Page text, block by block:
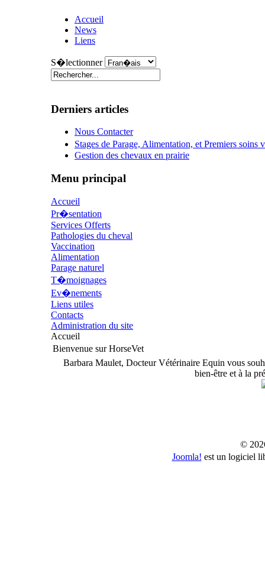
Accueil
News
Liens
S�lectionner
Derniers articles
Nous Contacter
Stages de Parage, Alimentation, et Premiers
Gestion des chevaux en prairie
Menu principal
Accueil
Pr�sentation
Services Offerts
Pathologies du cheval
Vaccination
Alimentation
Parage naturel
T�moignages
Ev�nements
Liens utiles
Contacts
Administration du site
Accueil
Bienvenue sur HorseVet
Barbara Maulet, Docteur Vétérinaire Equin vous
bien-être et à la
©
Joomla! est un logiciel